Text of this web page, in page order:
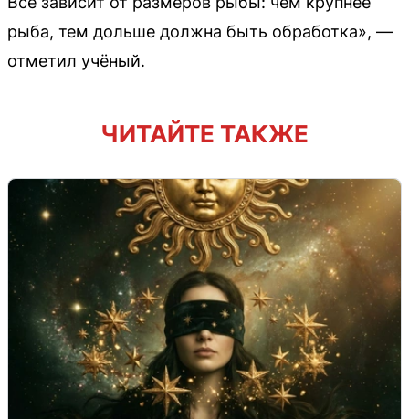
рыба, тем дольше должна быть обработка», —
отметил учёный.
ЧИТАЙТЕ ТАКЖЕ